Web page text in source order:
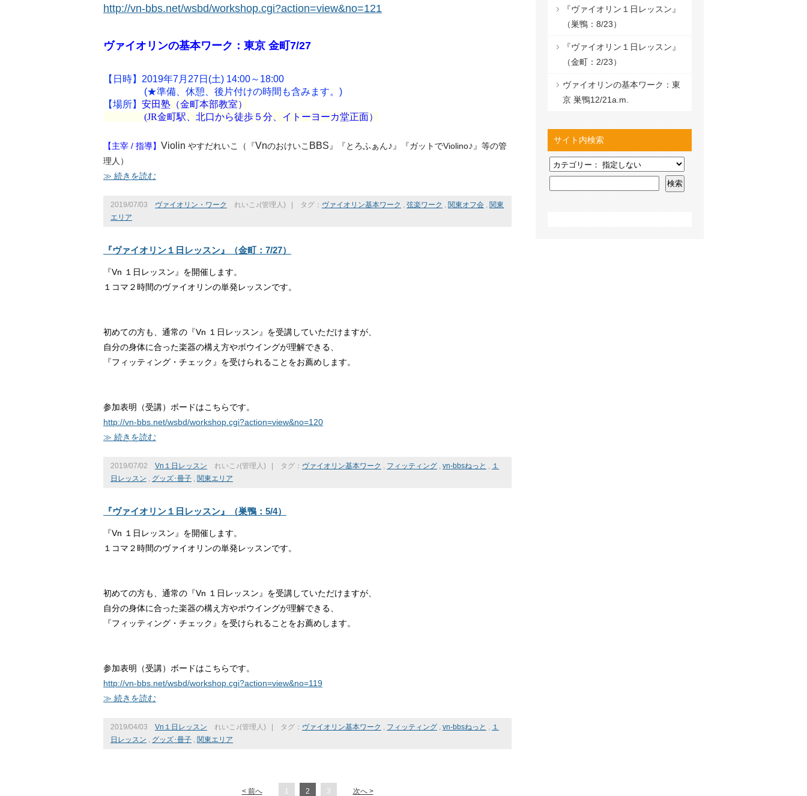
http://vn-bbs.net/wsbd/workshop.cgi?action=view&no=121
ヴァイオリンの基本ワーク：東京 金町7/27
【日時】2019年7月27日(土) 14:00～18:00
(★準備、休憩、後片付けの時間も含みます。)
【場所】 安田塾（金町本部教室）
(JR金町駅、 北口から徒歩５分、イトーヨーカ堂正面）
【主宰 / 指導】 Violin やすだれいこ（『Vnのおけいこ BBS 』『とろふぁん♪ 』『ガットでViolino♪ 』等の管
理人）
≫ 続きを読む
2019/07/03 ヴァイオリン・ワーク れいこ♪(管理人) タグ： ヴァイオリン基本ワーク , 弦楽ワーク , 関東オフ会 , 関東
エリア
『ヴァイオリン１日レッスン』（金町：7/27）
『Vn １日レッスン』を開催します。
１コマ２時間のヴァイオリンの単発レッスンです。
初めての方も、通常の『Vn １日レッスン』を受講していただけますが、
自分の身体に合った楽器の構え方やボウイングが理解できる、
『フィッティング・チェック』を受けられることをお薦めします。
参加表明（受講）ボードはこちらです。
http://vn-bbs.net/wsbd/workshop.cgi?action=view&no=120
≫ 続きを読む
2019/07/02 Vn１日レッスン れいこ♪(管理人) タグ： ヴァイオリン基本ワーク , フィッティング , vn-bbsねっと , １
日レッスン , グッズ･冊子 , 関東エリア
『ヴァイオリン１日レッスン』（巣鴨：5/4）
『Vn １日レッスン』を開催します。
１コマ２時間のヴァイオリンの単発レッスンです。
初めての方も、通常の『Vn １日レッスン』を受講していただけますが、
自分の身体に合った楽器の構え方やボウイングが理解できる、
『フィッティング・チェック』を受けられることをお薦めします。
参加表明（受講）ボードはこちらです。
http://vn-bbs.net/wsbd/workshop.cgi?action=view&no=119
≫ 続きを読む
2019/04/03 Vn１日レッスン れいこ♪(管理人) タグ： ヴァイオリン基本ワーク , フィッティング , vn-bbsねっと , １
日レッスン , グッズ･冊子 , 関東エリア
< 前へ 1 2 3 次へ >
『ヴァイオリン１日レッスン』
（巣鴨：8/23）
『ヴァイオリン１日レッスン』
（金町：2/23）
ヴァイオリンの基本ワーク：東
京 巣鴨12/21a.m.
サイト内検索